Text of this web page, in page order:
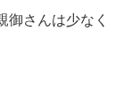
御さんは少なく